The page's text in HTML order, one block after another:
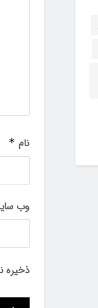
نام *
وب‌
ذخیره